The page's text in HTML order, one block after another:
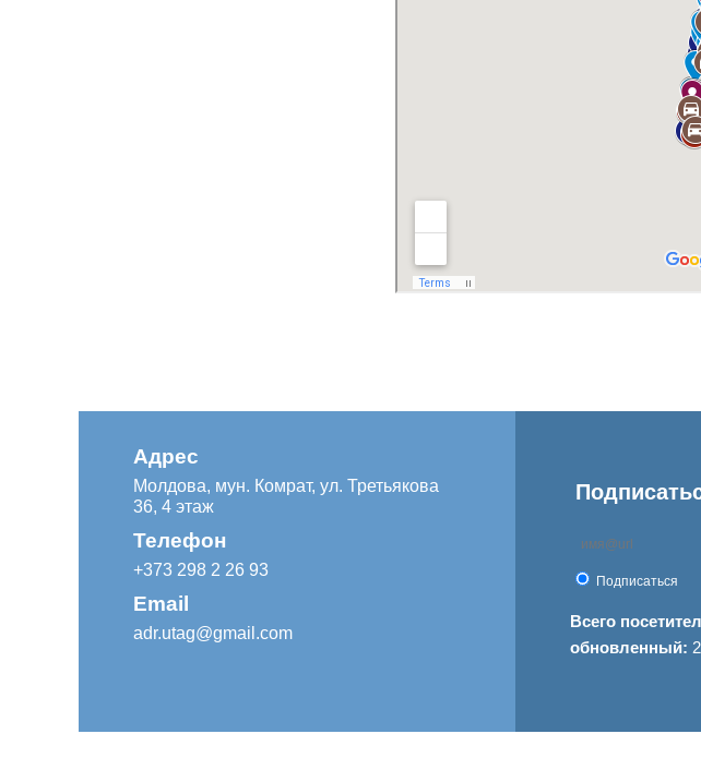
Адрес
Молдова, мун. Комрат, ул. Третьякова
36, 4 этаж
Телефон
+373 298 2 26 93
Email
adr.utag@gmail.com
Подписаться
Всего
обновленный: